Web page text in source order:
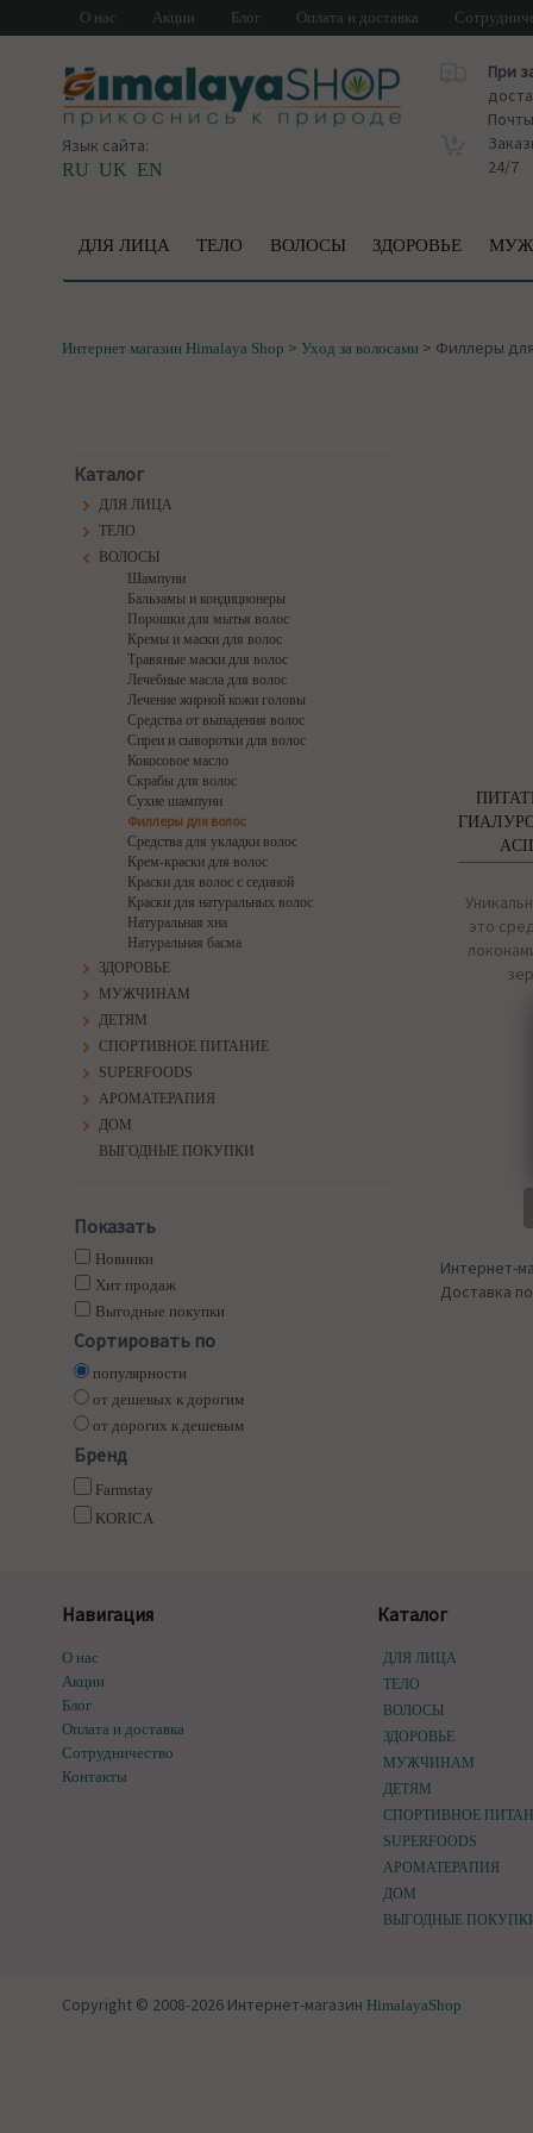
О нас Акции Блог Оплата и доставка
Язык сайта:
RU UK EN
При
Почты
24/7
ДЛЯ ЛИЦА ТЕЛО ВОЛОСЫ ЗДОРОВЬЕ
Интернет магазин Himalaya Shop > Уход за волосами > Филлеры
Каталог
ДЛЯ ЛИЦА
ТЕЛО
ВОЛОСЫ
Шампуни
Бальзамы и кондиционеры
Порошки для мытья волос
Кремы и маски для волос
Травяные маски для волос
Лечебные масла для волос
Лечение жирной кожи головы
Средства от выпадения волос
Спреи и сыворотки для волос
Кокосовое масло
Скрабы для волос
Сухие шампуни
Филлеры для волос
Средства для укладки волос
Крем-краски для волос
Краски для волос с сединой
Краски для натуральных волос
Натуральная хна
Натуральная басма
ЗДОРОВЬЕ
МУЖЧИНАМ
ДЕТЯМ
СПОРТИВНОЕ ПИТАНИЕ
SUPERFOODS
АРОМАТЕРАПИЯ
ДОМ
ВЫГОДНЫЕ ПОКУПКИ
Показать
Новинки
Хит продаж
Выгодные покупки
Сортировать по
популярности
от дешевых к дорогим
от дорогих к дешевым
Бренд
Farmstay
KORICA
это
Интернет-
Доставка
Навигация
О нас
Акции
Блог
Оплата и доставка
Сотрудничество
Контакты
Каталог
ДЛЯ ЛИЦА
ТЕЛО
ВОЛОСЫ
ЗДОРОВЬЕ
МУЖЧИНАМ
ДЕТЯМ
СПОРТИВНОЕ
SUPERFOODS
АРОМАТЕРАПИЯ
ДОМ
ВЫГОДНЫЕ
Copyright © 2008-2026 Интернет-магазин HimalayaShop